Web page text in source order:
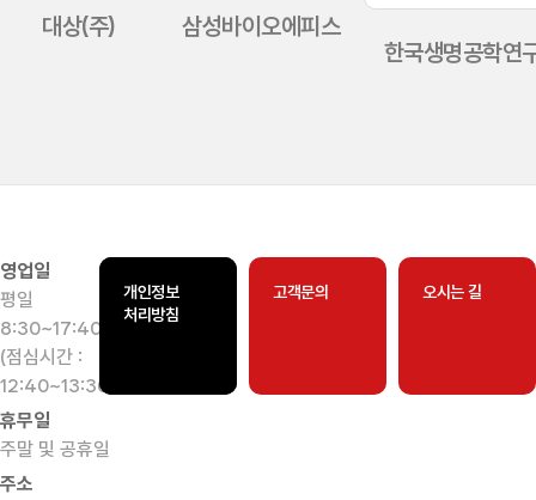
대상(주)
삼성바이오에피스
한국생명공학연
영업일
평일
8:30~17:40
(점심시간 :
12:40~13:30)
휴무일
주말 및 공휴일
주소
개인정보
처리방침
고객문의 오시는 길